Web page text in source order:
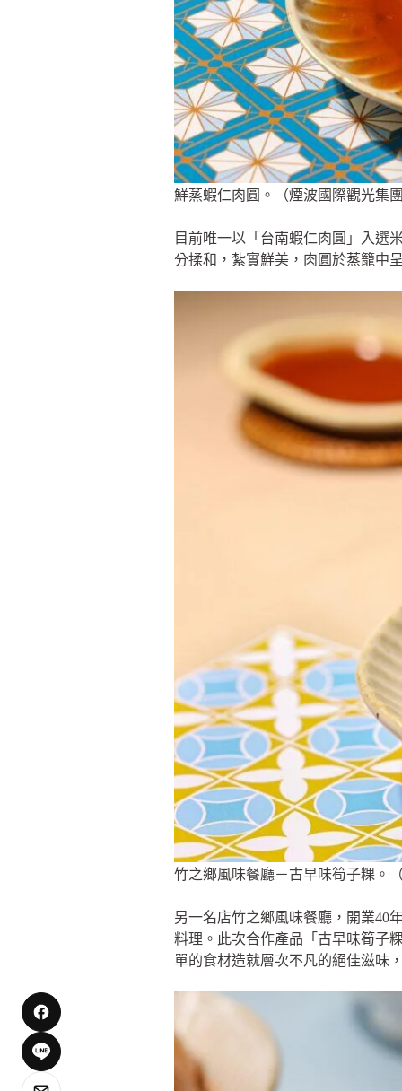
鮮蒸蝦仁肉圓。（煙波國際觀光集
目前唯一以「台南蝦仁肉圓」入選
分揉和，紮實鮮美，肉圓於蒸籠中
竹之鄉風味餐廳－古早味筍子粿。
另一名店竹之鄉風味餐廳，開業40
料理。此次合作產品「古早味筍子
單的食材造就層次不凡的絕佳滋味